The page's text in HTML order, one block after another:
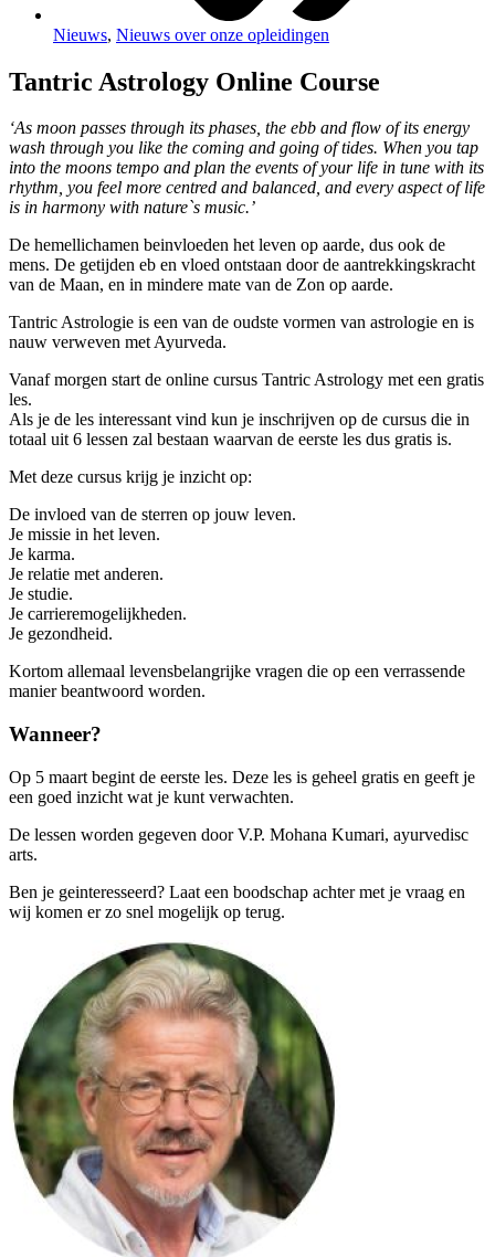
Nieuws, Nieuws over onze opleidingen
Tantric Astrology Online Course
‘As moon passes through its phases, the ebb and flow of its energy
wash through you like the coming and going of tides. When you tap
into the moons tempo and plan the events of your life in tune with its
rhythm, you feel more centred and balanced, and every aspect of life
is in harmony with nature`s music.’
De hemellichamen beinvloeden het leven op aarde, dus ook de
mens. De getijden eb en vloed ontstaan door de aantrekkingskracht
van de Maan, en in mindere mate van de Zon op aarde.
Tantric Astrologie is een van de oudste vormen van astrologie en is
nauw verweven met Ayurveda.
Vanaf morgen start de online cursus Tantric Astrology met een gratis
les.
Als je de les interessant vind kun je inschrijven op de cursus die in
totaal uit 6 lessen zal bestaan waarvan de eerste les dus gratis is.
Met deze cursus krijg je inzicht op:
De invloed van de sterren op jouw leven.
Je missie in het leven.
Je karma.
Je relatie met anderen.
Je studie.
Je carrieremogelijkheden.
Je gezondheid.
Kortom allemaal levensbelangrijke vragen die op een verrassende
manier beantwoord worden.
Wanneer?
Op 5 maart begint de eerste les. Deze les is geheel gratis en geeft je
een goed inzicht wat je kunt verwachten.
De lessen worden gegeven door V.P. Mohana Kumari, ayurvedisc
arts.
Ben je geinteresseerd? Laat een boodschap achter met je vraag en
wij komen er zo snel mogelijk op terug.